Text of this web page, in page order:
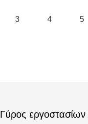
3 4 5
Γύρος εργοστασίων